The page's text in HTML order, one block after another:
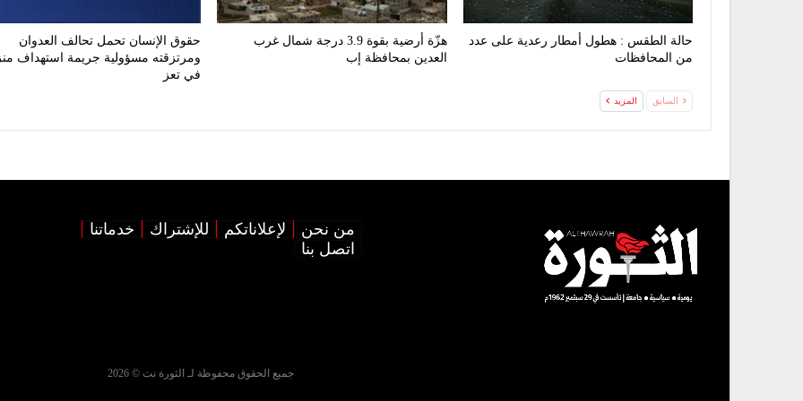
حالة الطقس : هطول أمطار رعدية على عدد
من المحافظات
هزّة أرضية بقوة 3.9 درجة شمال غرب
العدين بمحافظة إب
حقوق الإنسان تحمل تحالف العدوان
ومرتزقته مسؤولية جريمة استهداف
في تعز
السابق المزيد
من نحن لإعلاناتكم للإشتراك
خدماتنا
اتصل بنا
جميع الحقوق محفوظة لـ الثورة نت © 2026